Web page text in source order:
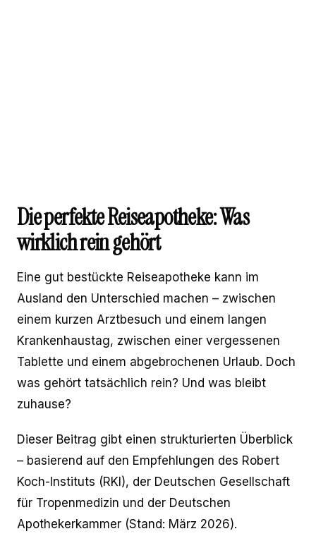
Die perfekte Reiseapotheke: Was
wirklich rein gehört
Eine gut bestückte Reiseapotheke kann im
Ausland den Unterschied machen – zwischen
einem kurzen Arztbesuch und einem langen
Krankenhaustag, zwischen einer vergessenen
Tablette und einem abgebrochenen Urlaub. Doch
was gehört tatsächlich rein? Und was bleibt
zuhause?
Dieser Beitrag gibt einen strukturierten Überblick
– basierend auf den Empfehlungen des Robert
Koch-Instituts (RKI), der Deutschen Gesellschaft
für Tropenmedizin und der Deutschen
Apothekerkammer (Stand: März 2026).